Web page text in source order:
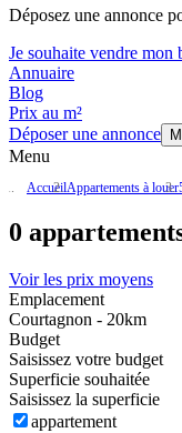
Déposez une annonce
Je souhaite vendre mon
Annuaire
Blog
Prix au m²
Déposer une annonce
Menu
AccueilAppartements à louer
0
Voir les prix moyens
Emplacement
Courtagnon - 20km
Budget
Saisissez votre budget
Superficie souhaitée
Saisissez la superficie
appartement